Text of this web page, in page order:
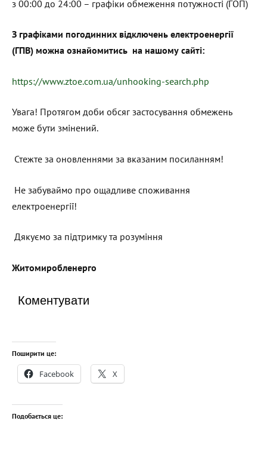
з 00:00 до 24:00 – графіки обмеження потужності (ГОП)
З графіками погодинних відключень електроенергії
(ГПВ) можна ознайомитись на нашому сайті:
https://www.ztoe.com.ua/unhooking-search.php
Увага! Протягом доби обсяг застосування обмежень
може бути змінений.
Стежте за оновленнями за вказаним посиланням!
Не забуваймо про ощадливе споживання
електроенергії!
Дякуємо за підтримку та розуміння
Житомиробленерго
Коментувати
Поширити це:
Facebook X
Подобається це: